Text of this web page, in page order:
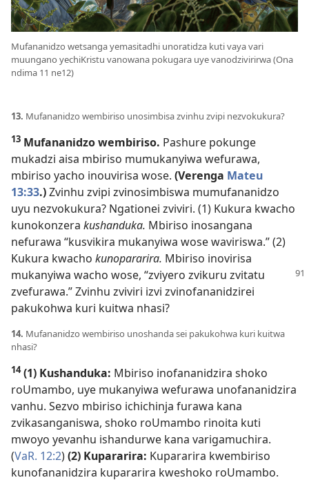
Mufananidzo wetsanga yemasitadhi unoratidza kuti vaya vari
muungano yechiKristu vanowana pokugara uye vanodzivirirwa (Ona
ndima 11 ne12)
13. Mufananidzo wembiriso unosimbisa zvinhu zvipi nezvokukura?
13 Mufananidzo wembiriso. Pashure pokunge
mukadzi aisa mbiriso mumukanyiwa wefurawa,
mbiriso yacho inouvirisa wose. (Verenga Mateu
13:33.)Zvinhu zvipi zvinosimbiswa mumufananidzo
uyu nezvokukura? Ngationei zviviri. (1) Kukura kwacho
kunokonzera kushanduka. Mbiriso inosangana
nefurawa “kusvikira mukanyiwa wose waviriswa.” (2)
Kukura kwacho kunopararira. Mbiriso inovirisa
mukanyiwa wacho wose, “zviyero zvikuru zvitatu
zvefurawa.” Zvinhu zviviri izvi zvinofananidzirei
pakukohwa kuri kuitwa nhasi?
14. Mufananidzo wembiriso unoshanda sei pakukohwa kuri kuitwa
nhasi?
14 (1) Kushanduka: Mbiriso inofananidzira shoko
roUmambo, uye mukanyiwa wefurawa unofananidzira
vanhu. Sezvo mbiriso ichichinja furawa kana
zvikasanganiswa, shoko roUmambo rinoita kuti
mwoyo yevanhu ishandurwe kana varigamuchira.
(VaR. 12:2)(2) Kupararira: Kupararira kwembiriso
kunofananidzira kupararira kweshoko roUmambo.